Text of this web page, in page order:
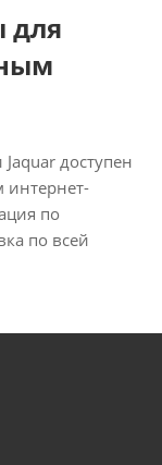
для
Jaquar доступен
интернет-
по
по всей